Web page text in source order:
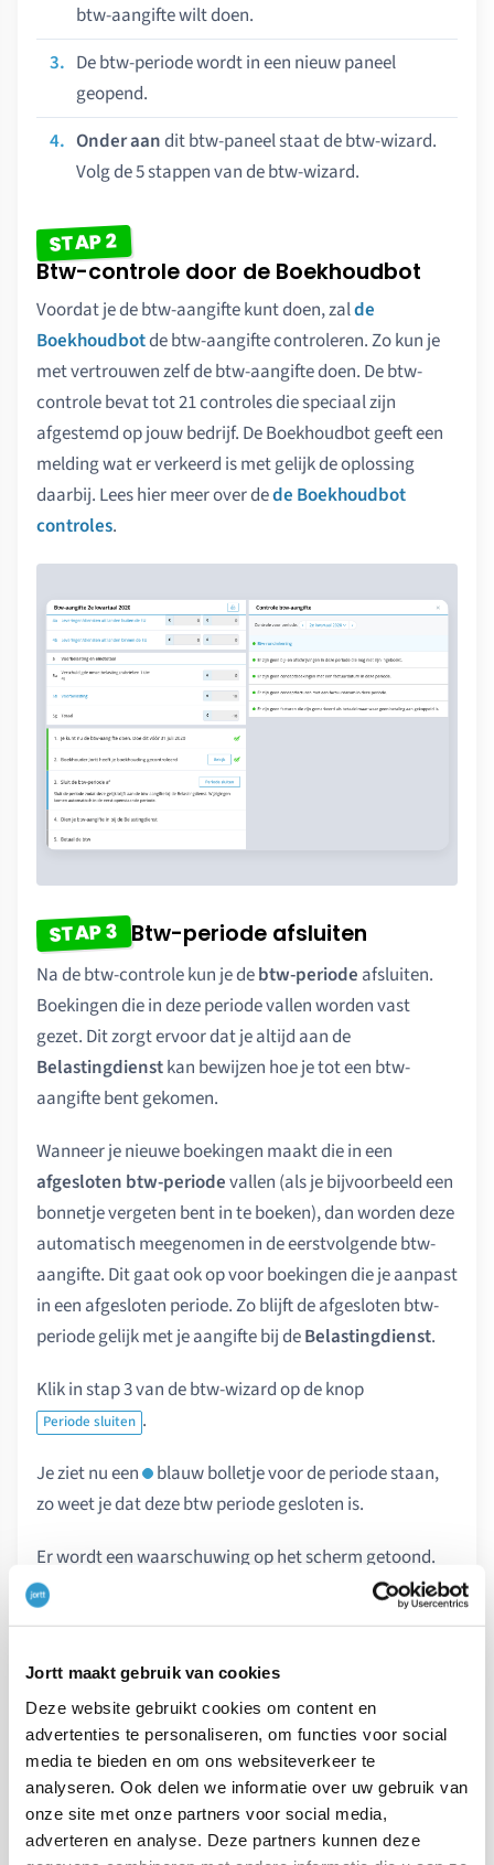
Jortt maakt gebruik van cookies
Deze website gebruikt cookies om content en
advertenties te personaliseren, om functies voor social
media te bieden en om ons websiteverkeer te
analyseren. Ook delen we informatie over uw gebruik van
onze site met onze partners voor social media,
adverteren en analyse. Deze partners kunnen deze
btw-aangifte wilt doen.
De btw-periode wordt in een nieuw paneel
geopend.
Onder aandit btw-paneel staat de btw-wizard.
Volg de 5 stappen van de btw-wizard.
STAP 2
Btw-controle door de Boekhoudbot
Voordat je de btw-aangifte kunt doen, zalde
Boekhoudbotde btw-aangifte controleren. Zo kun je
met vertrouwen zelf de btw-aangifte doen. De btw-
controle bevat tot 21 controles die speciaal zijn
afgestemd op jouw bedrijf. De Boekhoudbot geeft een
melding wat er verkeerd is met gelijk de oplossing
daarbij. Lees hier meer over dede Boekhoudbot
controles.
STAP 3 Btw-periode afsluiten
Na de btw-controle kun je debtw-periode afsluiten.
Boekingen die in deze periode vallen worden vast
gezet. Dit zorgt ervoor dat je altijd aan de
Belastingdienstkan bewijzen hoe je tot een btw-
aangifte bent gekomen.
Wanneer je nieuwe boekingen maakt die in een
afgesloten btw-periodevallen (als je bijvoorbeeld een
bonnetje vergeten bent in te boeken), dan worden deze
automatisch meegenomen in de eerstvolgende btw-
aangifte. Dit gaat ook op voor boekingen die je aanpast
in een afgesloten periode. Zo blijft de afgesloten btw-
periode gelijk met je aangifte bij deBelastingdienst.
Klik in stap 3 van de btw-wizard op de knop
Periode sluiten .
Je ziet nu een
blauw bolletje voor de periode staan,
zo weet je dat deze btw periode gesloten is.
Er wordt een waarschuwing op het scherm getoond.
Controleer de meldingen en wanneer je het afsluiten
van de btw-periodedefinitiefwilt maken klik je op
STAP 4 Btw-aangifte indienen
Wanneer je de btw-periode hebt afgesloten kun je via
jortt de btw-aangifte indienen bij de Belastingdienst.
Dit gaat rechtstreeks via jortt. Kies
Controleer en verstuur naar de Belastingdienst . Jortt vraagt